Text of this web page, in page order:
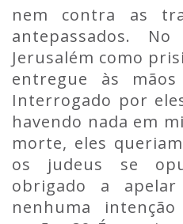
nem contra as
antepassados.
Jerusalém como
entregue às
Interrogado por
havendo nada em
morte, eles
os judeus se
obrigado a
nenhuma